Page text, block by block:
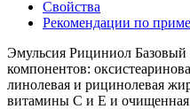
Свойства
Рекомендации по
Эмульсия Рициниол Базовый
компонентов:
линолевая и рицинолевая
витамины С и Е и очищенная